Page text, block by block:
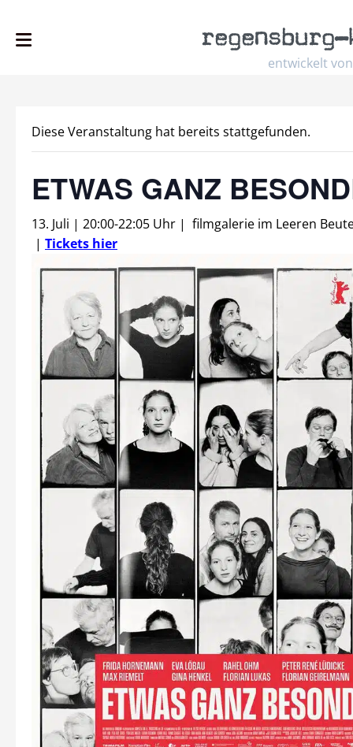
entwickelt von
regensburg–
Diese Veranstaltung hat bereits stattgefunden.
ETWAS GANZ
13. Juli | 20:00-22:05 Uhr | filmgalerie im Leeren
| Tickets hier